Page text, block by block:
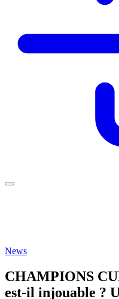
News
CHAMPIONS
est-il injouable ?